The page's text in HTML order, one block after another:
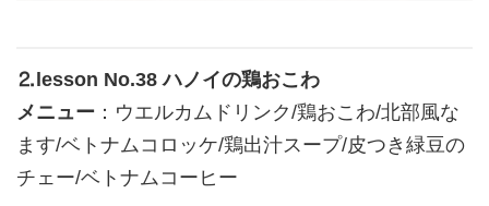
⒉lesson No.38 ハノイの鶏おこわ
メニュー ：ウエルカムドリンク/鶏おこわ/北部風な
ます/ベトナムコロッケ/鶏出汁スープ/皮つき緑豆の
チェー/ベトナムコーヒー